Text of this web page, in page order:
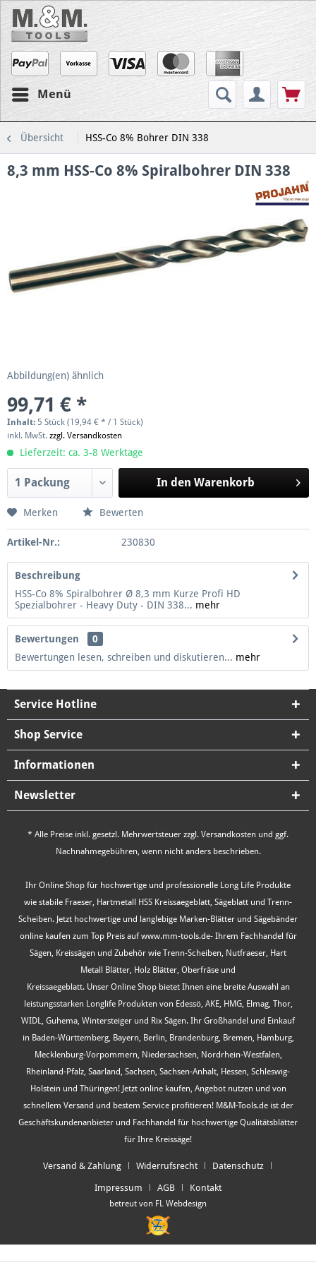
Menü
Übersicht HSS-Co 8% Bohrer DIN 338
8,3 mm HSS-Co 8% Spiralbohrer DIN 338
Abbildung(en) ähnlich
99,71 € *
Inhalt: 5 Stück (19,94 € * / 1 Stück)
inkl. MwSt. zzgl. Versandkosten
Lieferzeit: ca. 3-8 Werktage
In den Warenkorb
Merken Bewerten
Artikel-Nr.: 230830
Beschreibung
HSS-Co 8% Spiralbohrer Ø 8,3 mm Kurze Profi HD
Spezialbohrer - Heavy Duty - DIN 338... mehr
Bewertungen
0
Bewertungen lesen, schreiben und diskutieren... mehr
Service Hotline
Shop Service
Informationen
Newsletter
* Alle Preise inkl. gesetzl. Mehrwertsteuer zzgl. Versandkosten und ggf.
Nachnahmegebühren, wenn nicht anders beschrieben.
Ihr Online Shop für hochwertige und professionelle Long Life Produkte
wie stabile Fraeser, Hartmetall HSS Kreissaegeblatt, Sägeblatt und Trenn-
Scheiben. Jetzt hochwertige und langlebige Marken-Blätter und Sägebänder
online kaufen zum Top Preis auf www.mm-tools.de- Ihrem Fachhandel für
Sägen, Kreissägen und Zubehör wie Trenn-Scheiben, Nutfraeser, Hart
Metall Blätter, Holz Blätter, Oberfräse und
Kreissaegeblatt. Unser Online Shop bietet Ihnen eine breite Auswahl an
leistungsstarken Longlife Produkten von Edessö, AKE, HMG, Elmag, Thor,
WIDL, Guhema, Wintersteiger und Rix Sägen. Ihr Großhandel und Einkauf
in Baden-Württemberg, Bayern, Berlin, Brandenburg, Bremen, Hamburg,
Mecklenburg-Vorpommern, Niedersachsen, Nordrhein-Westfalen,
Rheinland-Pfalz, Saarland, Sachsen, Sachsen-Anhalt, Hessen, Schleswig-
Holstein und Thüringen! Jetzt online kaufen, Angebot nutzen und von
schnellem Versand und bestem Service profitieren! M&M-Tools.de ist der
Geschäftskundenanbieter und Fachhandel für hochwertige Qualitätsblätter
für Ihre Kreissäge!
Versand & Zahlung Widerrufsrecht Datenschutz
Impressum AGB Kontakt
betreut von FL Webdesign